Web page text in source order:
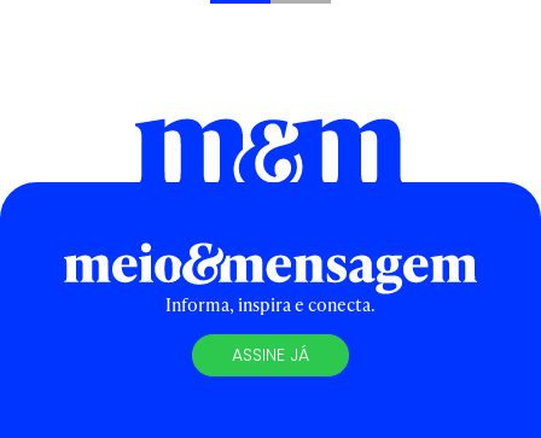
Informa, inspira e conecta.
ASSINE JÁ